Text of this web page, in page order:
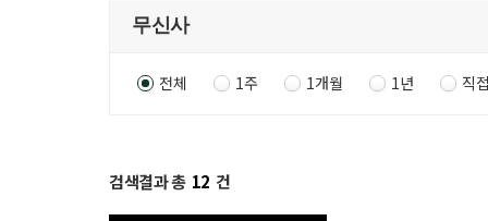
전체 1주 1개월 1년 직
검색결과 총 12 건